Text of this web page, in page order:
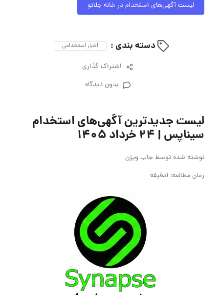
لیست آگهی‌های استخدام در خانه جلاتو
دسته بندی : اخبار استخدامی
اشتراک گذاری
بدون دیدگاه
لیست جدیدترین آگهی‌های استخدام
سیناپس | ۲۴ خرداد ۱۴۰۵
نوشته شده توسطجاب ویژن
زمان مطالعه: 1دقیقه